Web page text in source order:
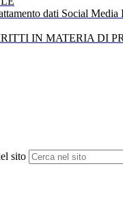
dati Social Media
IN MATERIA DI
sito